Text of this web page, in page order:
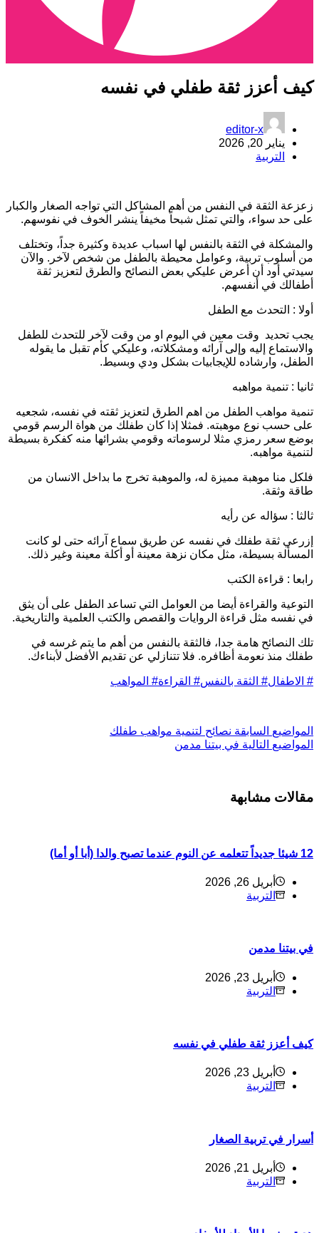
أعزز ثقة طفلي في نفسه
editor-x
يناير 20, 2026
التربية
الثقة في النفس من أهم المشاكل التي تواجه الصغار والكبار
حد سواء، والتي تمثل شبحاً مخيفاً ينشر الخوف في نفوسهم.
في الثقة بالنفس لها اسباب عديدة وكثيرة جداً، وتختلف
أسلوب تربية، وعوامل محيطة بالطفل من شخص لآخر. والآن
أود أن أعرض عليكي بعض النصائح والطرق لتعزيز ثقة
في أنفسهم.
: التحدث مع الطفل
تحديد وقت معين في اليوم او من وقت لآخر للتحدث للطفل
إليه وإلى آرائه ومشكلاته، وعليكي كأم تقبل ما يقوله
وارشاده للإيجابيات بشكل ودي وبسيط.
: تنمية مواهبه
مواهب الطفل من اهم الطرق لتعزيز ثقته في نفسه، شجعيه
حسب نوع موهبته. فمثلا إذا كان طفلك من هواة الرسم قومي
سعر رمزي مثلا لرسوماته وقومي بشرائها منه كفكرة بسيطة
مواهبه.
منا موهبة مميزة له، والموهبة تخرج ما بداخل الانسان من
وثقة.
: سؤاله عن رأيه
ثقة طفلك في نفسه عن طريق سماع آرائه حتى لو كانت
بسيطة، مثل مكان نزهة معينة أو أكلة معينة وغير ذلك.
: قراءة الكتب
والقراءة أيضا من العوامل التي تساعد الطفل على أن يثق
نفسه مثل قراءة الروايات والقصص والكتب العلمية والتاريخية.
النصائح هامة جدا، فالثقة بالنفس من أهم ما يتم غرسه في
منذ نعومة أظافره. فلا تتنازلي عن تقديم الأفضل لأبناءك.
الاطفال#الثقة بالنفس#القراءة#المواهب
مواضيعالسابقةنصائح لتنمية مواهب طفلك
مواضيعالتاليةفي بيتنا مدمن
مشابهة
عن النوم عندما تصبح والدا (أبا أو أما)
أبريل 26, 2026
التربية
بيتنا مدمن
أبريل 23, 2026
التربية
أعزز ثقة طفلي في نفسه
أبريل 23, 2026
التربية
في تربية الصغار
أبريل 21, 2026
التربية